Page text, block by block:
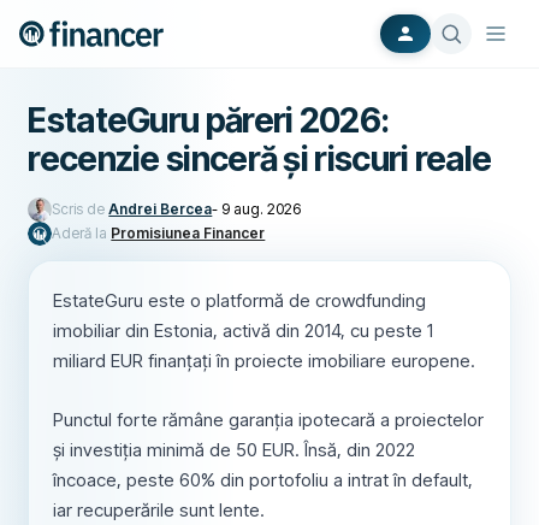
EstateGuru păreri 2026:
recenzie sinceră și riscuri reale
Scris de Andrei Bercea- 9 aug. 2026
Aderă la Promisiunea Financer
EstateGuru este o platformă de crowdfunding
imobiliar din Estonia, activă din 2014, cu peste 1
miliard EUR finanțați în proiecte imobiliare europene.
Punctul forte rămâne garanția ipotecară a proiectelor
și investiția minimă de 50 EUR. Însă, din 2022
încoace, peste 60% din portofoliu a intrat în default,
iar recuperările sunt lente.